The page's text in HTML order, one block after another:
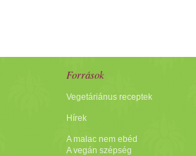
Források
Vegetáriánus receptek
Hírek
A malac nem ebéd
A vegán szépség